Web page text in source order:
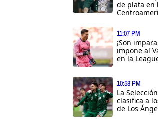
de plata en
11:07 PM
¡Son
impone al
en la
10:58 PM
La
clasifica a
de Los